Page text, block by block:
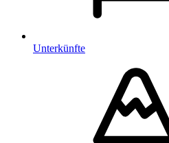
Unterkünfte